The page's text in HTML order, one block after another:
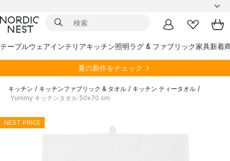
テーブルウェアインテリアキッチン照明ラグ & ファブリック家具新着
夏の新作をチェック
キッチン / キッチンファブリック & タオル / キッチン ティータオル /
Yummy キッチンタオル 50x70 cm
NEST PRICE